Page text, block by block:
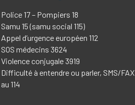
Police 17 – Pompiers 18
Samu 15 (samu social 115)
Appel d’urgence européen 112
SOS médecins 3624
Violence conjugale 3919
Difficulté à entendre ou parler, SMS/FAX
au 114